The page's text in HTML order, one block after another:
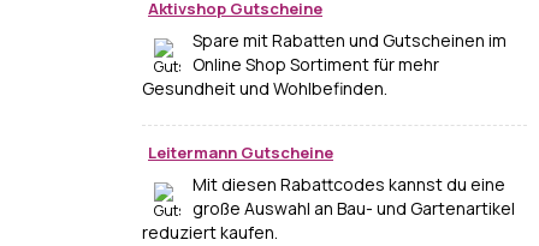
Aktivshop Gutscheine
Spare mit Rabatten und Gutscheinen im
Online Shop Sortiment für mehr
Gesundheit und Wohlbefinden.
Leitermann Gutscheine
Mit diesen Rabattcodes kannst du eine
große Auswahl an Bau- und Gartenartikel
reduziert kaufen.